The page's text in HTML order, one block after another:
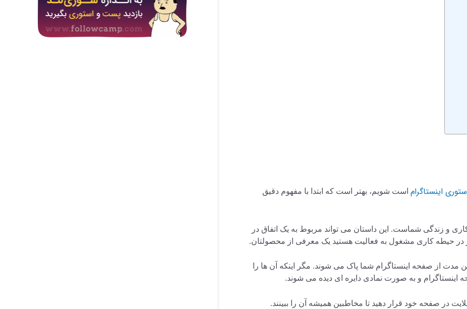
اینستاگرام است شویم، بهتر است که ابتدا با مفهوم دقیق
و زندگی شماست. این داستان می تواند مربوط به یک اتفاق در
حیطه کاری مشغول به فعالیت هستید یک معرفی از محصولتان.
و بعد از این مدت از صفحه اینستاگرام شما پاک می شوند. مگر اینکه آن ها را
اینستاگرام و به صورت نمادی دایره ای دیده می شوند.
در صفحه خود قرار دهید تا مخاطبین همیشه آن را ببینند.